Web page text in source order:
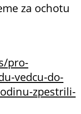
za ochotu
pro-
vedcu-do-
zpestrili-